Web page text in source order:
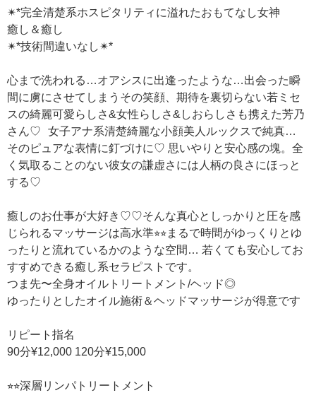
✴︎*完全清楚系ホスピタリティに溢れたおもてなし女神
癒し＆癒し
✴︎*技術間違いなし✴︎*
心まで洗われる…オアシスに出逢ったような…出会った瞬
間に虜にさせてしまうその笑顔、期待を裏切らない若ミセ
スの綺麗可愛らしさ&女性らしさ&しおらしさも携えた芳乃
さん♡ 女子アナ系清楚綺麗な小顔美人ルックスで純真…
そのピュアな表情に釘づけに♡ 思いやりと安心感の塊。全
く気取ることのない彼女の謙虚さには人柄の良さにほっと
する♡
癒しのお仕事が大好き♡♡そんな真心としっかりと圧を感
じられるマッサージは高水準⭐︎⭐︎まるで時間がゆっくりとゆ
ったりと流れているかのような空間… 若くても安心してお
すすめできる癒し系セラピストです。
つま先〜全身オイルトリートメント/ヘッド◎
ゆったりとしたオイル施術＆ヘッドマッサージが得意です
リピート指名
90分¥12,000 120分¥15,000
⭐︎⭐︎深層リンパトリートメント